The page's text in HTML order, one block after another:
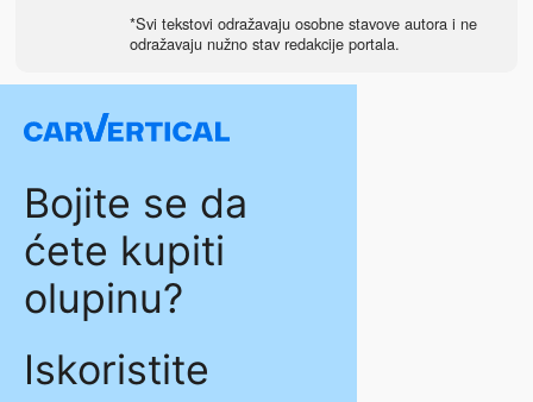
*Svi tekstovi odražavaju osobne stavove autora i ne
odražavaju nužno stav redakcije portala.